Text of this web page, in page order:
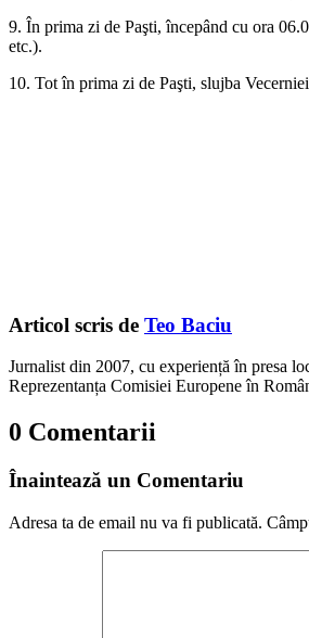
9. În prima zi de Paşti, începând cu ora
etc.).
10. Tot în prima zi de Paşti, slujba
Articol scris de Teo Baciu
Jurnalist din 2007, cu experiență în presa
Reprezentanța Comisiei Europene în
0 Comentarii
Înaintează un Comentariu
Adresa ta de email nu va fi publicată.